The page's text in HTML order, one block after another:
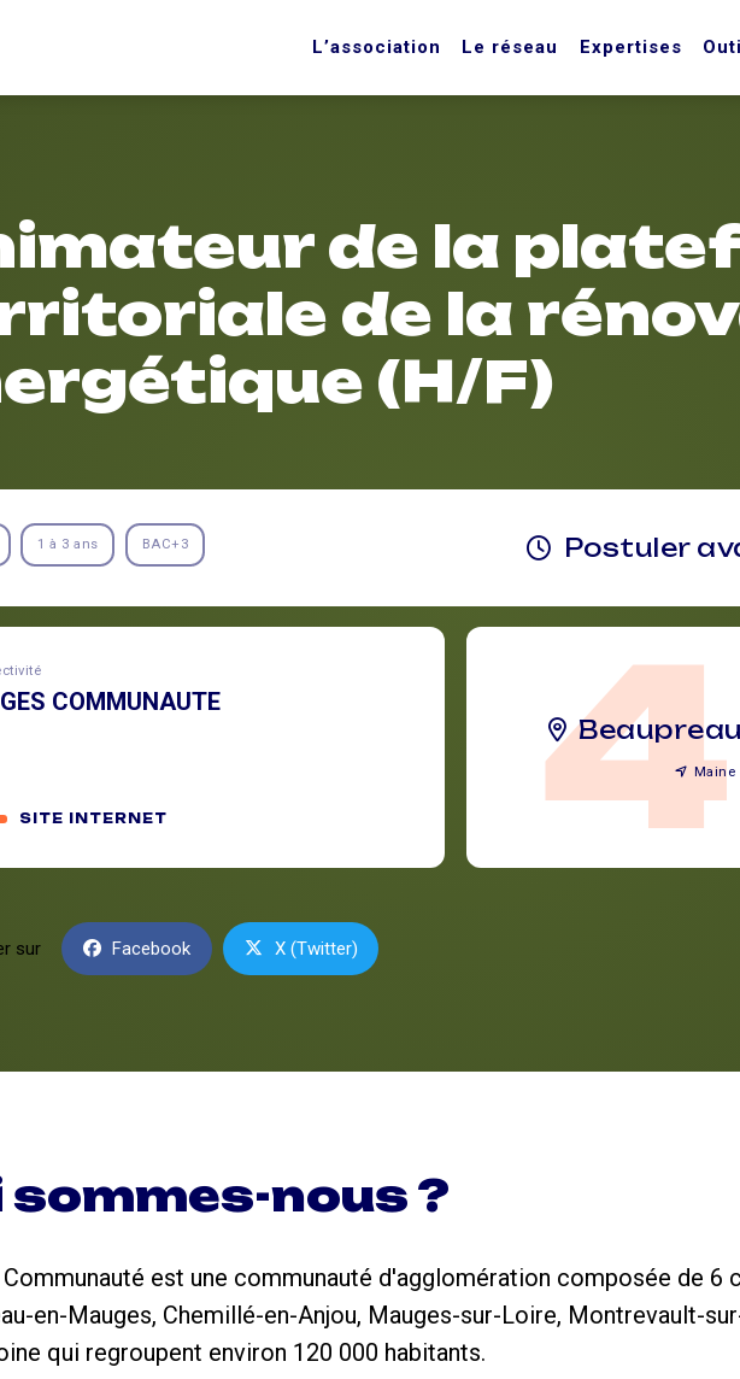
L’association Le réseau Expertises
de la
de la
(H/F)
1 à 3 ans BAC+3 Postuler
COMMUNAUTE
SITE INTERNET
Maine
sur Facebook X (Twitter)
sommes-nous ?
Communauté est une communauté d'agglomération composée de 6
en-Mauges, Chemillé-en-Anjou, Mauges-sur-Loire, Montrevault-
qui regroupent environ 120 000 habitants.